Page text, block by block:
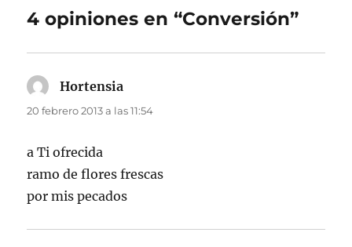
4 opiniones en “Conversión”
Hortensia
20 febrero 2013 a las 11:54
a Ti ofrecida
ramo de flores frescas
por mis pecados